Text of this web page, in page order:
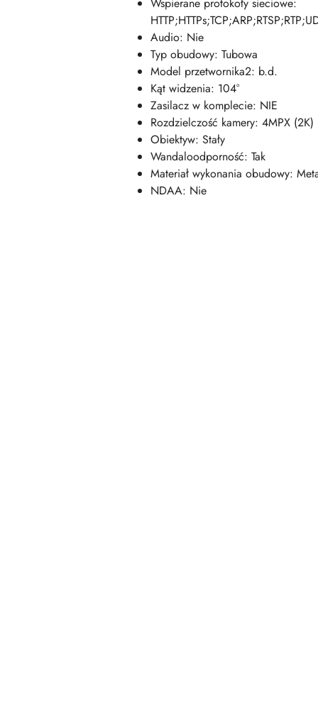
Audio: Nie
Typ obudowy: Tubowa
Model przetwornika2: b.d.
Kąt widzenia: 104°
Zasilacz w komplecie: NIE
Rozdzielczość kamery: 4MPX (2K)
Obiektyw: Stały
Wandaloodporność: Tak
Materiał wykonania obudowy:
NDAA: Nie